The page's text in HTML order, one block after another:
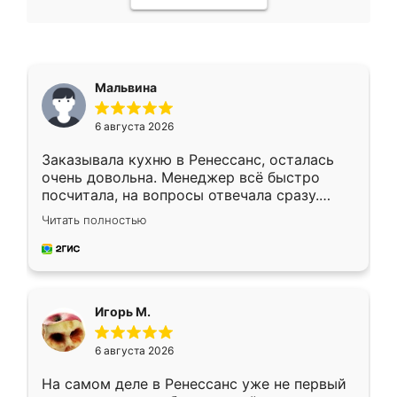
Мальвина
6 августа 2026
Заказывала кухню в Ренессанс, осталась
очень довольна. Менеджер всё быстро
посчитала, на вопросы отвечала сразу.
Замерщик приехал в субботу, подошёл к
делу со всей ответственностью. Собрали
за день, ребята работали аккуратно, даже
Читать полностью
Игорь М.
6 августа 2026
На самом деле в Ренессанс уже не первый